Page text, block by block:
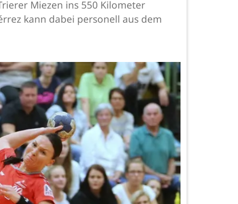
Miezen ins 550 Kilometer
kann dabei personell aus dem